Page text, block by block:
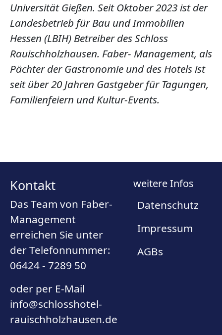
Universität Gießen. Seit Oktober 2023 ist der
Landesbetrieb für Bau und Immobilien
Hessen (LBIH) Betreiber des Schloss
Rauischholzhausen. Faber- Management, als
Pächter der Gastronomie und des Hotels ist
seit über 20 Jahren Gastgeber für Tagungen,
Familienfeiern und Kultur-Events.
Kontakt
Das Team von Faber-
Management
erreichen Sie unter
der Telefonnummer:
06424 - 7289 50
oder per E-Mail
info@schlosshotel-
rauischholzhausen.de
weitere Infos
Datenschutz
Impressum
AGBs